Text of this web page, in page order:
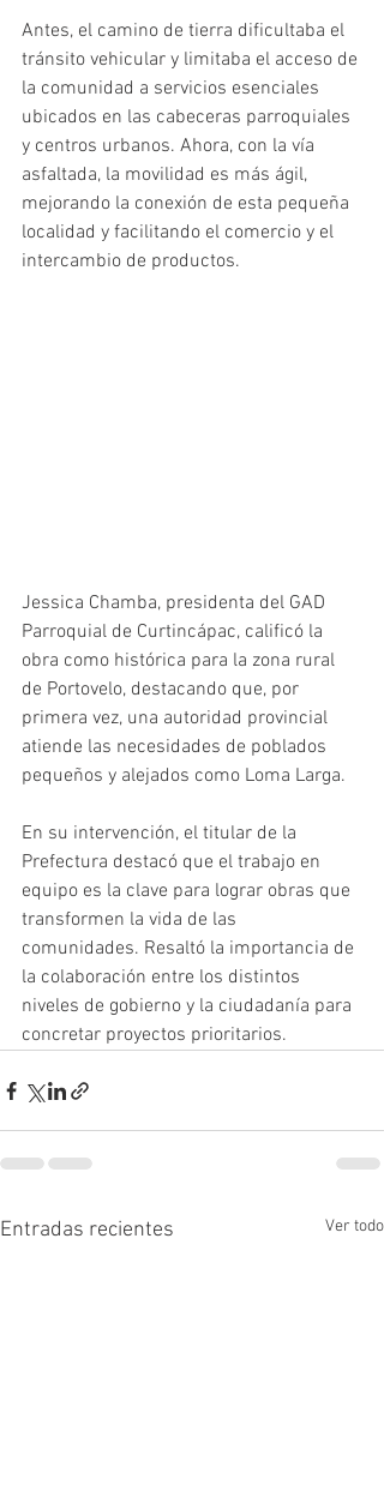
Antes, el camino de tierra dificultaba el
tránsito vehicular y limitaba el acceso de
la comunidad a servicios esenciales
ubicados en las cabeceras parroquiales
y centros urbanos. Ahora, con la vía
asfaltada, la movilidad es más ágil,
mejorando la conexión de esta pequeña
localidad y facilitando el comercio y el
intercambio de productos.
Jessica Chamba, presidenta del GAD
Parroquial de Curtincápac, calificó la
obra como histórica para la zona rural
de Portovelo, destacando que, por
primera vez, una autoridad provincial
atiende las necesidades de poblados
pequeños y alejados como Loma Larga.
En su intervención, el titular de la
Prefectura destacó que el trabajo en
equipo es la clave para lograr obras que
transformen la vida de las
comunidades. Resaltó la importancia de
la colaboración entre los distintos
niveles de gobierno y la ciudadanía para
concretar proyectos prioritarios.
Entradas recientes Ver todo